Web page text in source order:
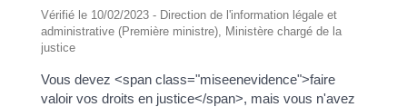
Vérifié le 10/02/2023 - Direction de l'information légale et
administrative (Première ministre), Ministère chargé de la
justice
Vous devez <span class="miseenevidence">faire
valoir vos droits en justice</span>, mais vous n'avez